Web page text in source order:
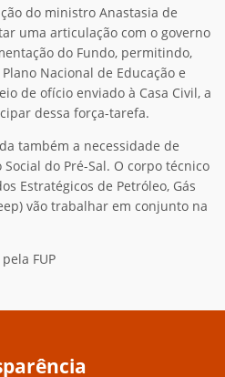
do ministro Anastasia de
uma articulação com o governo
do Fundo, permitindo,
Nacional de Educação e
de ofício enviado à Casa Civil, a
dessa força-tarefa.
também a necessidade de
do Pré-Sal. O corpo técnico
Estratégicos de Petróleo, Gás
vão trabalhar em conjunto na
FUP